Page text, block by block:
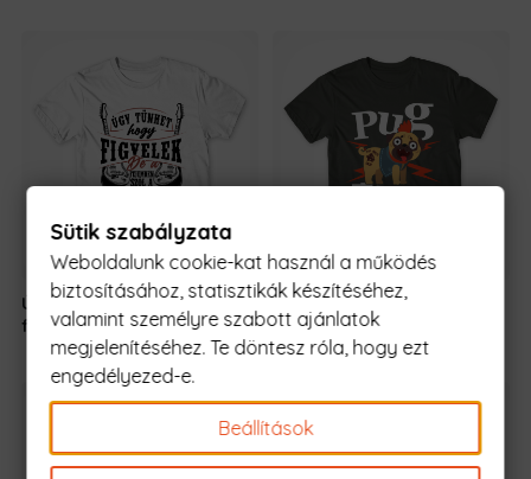
Úgy tűnhet, hogy
figyelek- Rocker
5990 Ft-
tól
Pug rock 5990 Ft
Sütik szabályzata
Weboldalunk cookie-kat használ a működés
biztosításához, statisztikák készítéséhez,
valamint személyre szabott ajánlatok
megjelenítéséhez. Te döntesz róla, hogy ezt
engedélyezed-e.
Beállítások